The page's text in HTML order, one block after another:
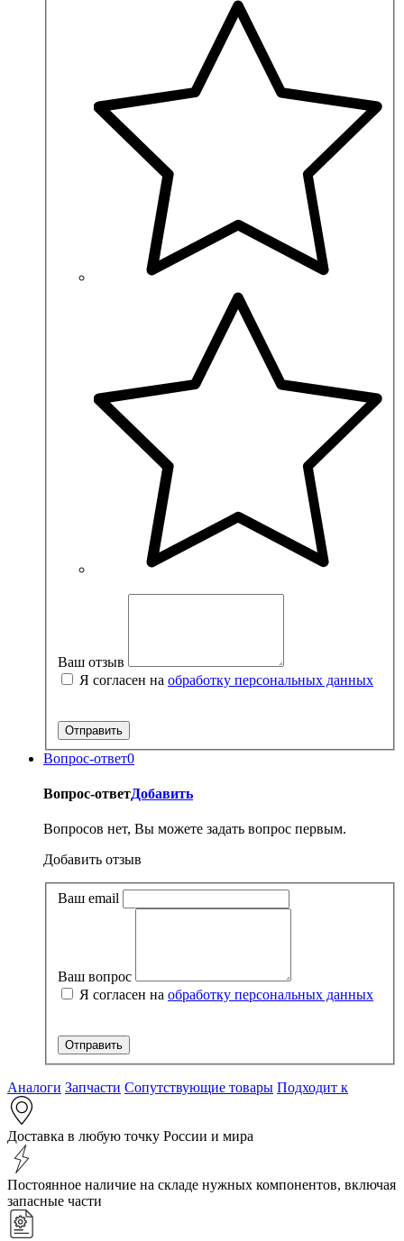
Ваш отзыв
Я согласен на обработку персональных данных
Вопрос-ответ0
Вопрос-ответДобавить
Вопросов нет, Вы можете задать вопрос первым.
Добавить отзыв
Ваш email
Ваш вопрос
Я согласен на обработку персональных данных
Аналоги Запчасти Сопутствующие товары Подходит к
Доставка в любую точку России и мира
Постоянное наличие на складе нужных компонентов, включая
запасные части